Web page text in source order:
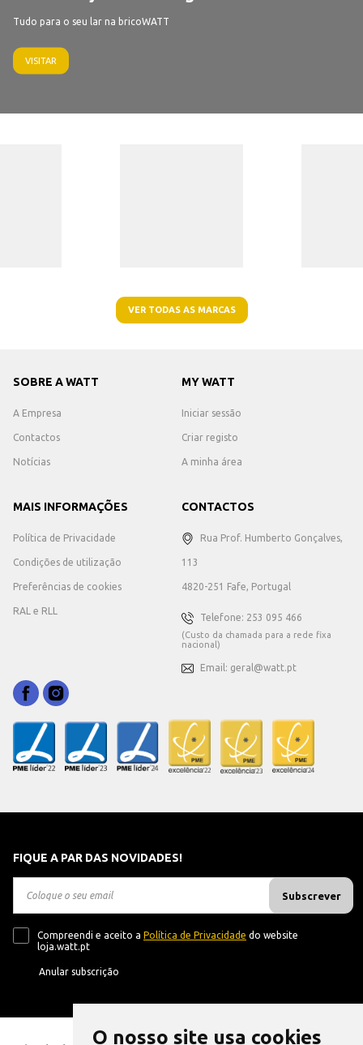
O nosso site usa cookies
Tudo para o seu lar na bricoWATT
VISITAR
VER TODAS AS MARCAS
SOBRE A WATT
A Empresa
Contactos
Notícias
MY WATT
Iniciar sessão
Criar registo
A minha área
MAIS INFORMAÇÕES
Política de Privacidade
Condições de utilização
Preferências de cookies
RAL e RLL
CONTACTOS
Rua Prof. Humberto Gonçalves,
113
4820-251 Fafe, Portugal
Telefone: 253 095 466
(Custo da chamada para a rede fixa
nacional)
Email: geral@watt.pt
FIQUE A PAR DAS NOVIDADES!
Subscrever
Compreendi e aceito a Política de Privacidade do website
loja.watt.pt
Anular subscrição